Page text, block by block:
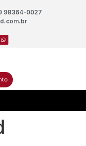
98364-0027